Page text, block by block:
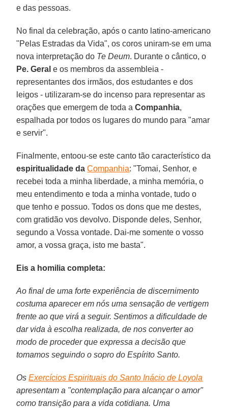
e das pessoas.
No final da celebração, após o canto latino-americano
"Pelas Estradas da Vida", os coros uniram-se em uma
nova interpretação do Te Deum. Durante o cântico, o
Pe. Geral e os membros da assembleia -
representantes dos irmãos, dos estudantes e dos
leigos - utilizaram-se do incenso para representar as
orações que emergem de toda aCompanhia,
espalhada por todos os lugares do mundo para "amar
e servir".
Finalmente, entoou-se este canto tão característico da
espiritualidade daCompanhia: "Tomai, Senhor, e
recebei toda a minha liberdade, a minha memória, o
meu entendimento e toda a minha vontade, tudo o
que tenho e possuo. Todos os dons que me destes,
com gratidão vos devolvo. Disponde deles, Senhor,
segundo a Vossa vontade. Dai-me somente o vosso
amor, a vossa graça, isto me basta".
Eis a homilia completa:
Ao final de uma forte experiência de discernimento
costuma aparecer em nós uma sensação de vertigem
frente ao que virá a seguir. Sentimos a dificuldade de
dar vida à escolha realizada, de nos converter ao
modo de proceder que expressa a decisão que
tomamos seguindo o sopro do Espírito Santo.
OsExercícios Espirituais do Santo Inácio de Loyola
apresentam a "contemplação para alcançar o amor"
como transição para a vida cotidiana. Uma